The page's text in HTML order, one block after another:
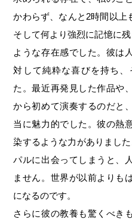
かわらず、なんと2時間以上
そして何より強烈に記憶に
ような存在感でした。彼は
対して純粋な喜びを持ち
た。最近再発見した作品や
から初めて演奏するのだと
当に魅力的でした。彼の熱
染するような力がありまし
パルに出会ってしまうと、
ません。世界が以前よりも
になるのです。
さらに彼の教養も驚くべき